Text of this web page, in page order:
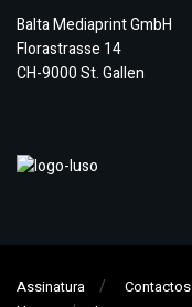
Balta Mediaprint GmbH
Florastrasse 14
CH-9000 St. Gallen
Assinatura Contactos